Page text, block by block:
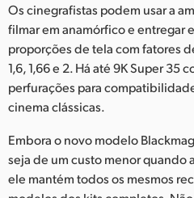
Os cinegrafistas podem usar a
filmar em anamórfico e entregar
proporções de tela com fatores
1,6, 1,66 e 2. Há até 9K Super 35
perfurações para
cinema clássicas.
Embora o novo modelo
seja de um custo menor
ele mantém todos os mesmos